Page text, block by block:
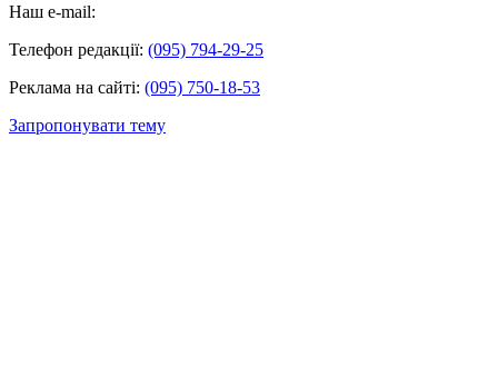
Наш e-mail:
Телефон редакції: (095) 794-29-25
Реклама на сайті: (095) 750-18-53
Запропонувати тему